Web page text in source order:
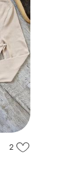
2